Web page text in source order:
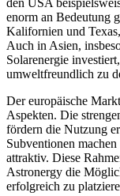
enorm an Bedeutung
Kalifornien und
Auch in Asien,
Solarenergie
umweltfreundlich zu
Der europäische
Aspekten. Die
fördern die Nutzung
Subventionen
attraktiv. Diese
Astronergy die
erfolgreich zu